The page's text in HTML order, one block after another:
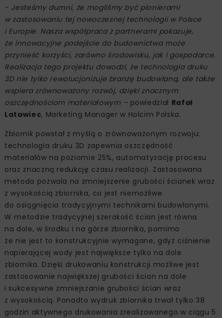
- Jesteśmy dumni, że mogliśmy być pionierami
w zastosowaniu tej nowoczesnej technologii w Polsce
i Europie. Nasza współpraca z partnerami pokazuje,
że innowacyjne podejście do budownictwa może
przynieść korzyści, zarówno środowisku, jak i gospodarce.
Realizacja tego projektu dowodzi, że technologia druku
3D nie tylko rewolucjonizuje branżę budowlaną, ale także
wspiera zrównoważony rozwój, dzięki znacznym
oszczędnościom materiałowym –powiedział Rafał
Latawiec, Marketing Manager w Holcim Polska.
Zbiornik powstał z myślą o zrównoważonym rozwoju:
technologia druku 3D zapewnia oszczędność
materiałów na poziomie 25%, automatyzację procesu
oraz znaczną redukcję czasu realizacji. Zastosowana
metoda pozwala na zmniejszenie grubości ścianek wraz
z wysokością zbiornika, co jest niemożliwe
do osiągnięcia tradycyjnymi technikami budowlanymi.
W metodzie tradycyjnej szerokość ścian jest równa
na dole, w środku i na górze zbiornika, pomimo
że nie jest to konstrukcyjnie wymagane, gdyż ciśnienie
napierającej wody jest największe tylko na dole
zbiornika. Dzięki drukowaniu konstrukcji możliwe jest
zastosowanie największej grubości ścian na dole
i sukcesywne zmniejszanie grubości ścian wraz
z wysokością. Ponadto wydruk zbiornika trwał tylko 38
godzin aktywnego drukowania zrealizowanego w ciągu 5